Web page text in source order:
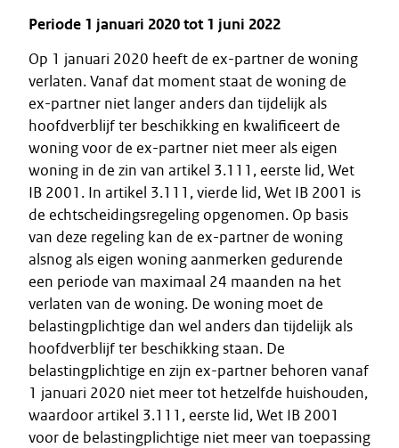
Periode 1 januari 2020 tot 1 juni 2022
Op 1 januari 2020 heeft de ex-partner de woning
verlaten. Vanaf dat moment staat de woning de
ex-partner niet langer anders dan tijdelijk als
hoofdverblijf ter beschikking en kwalificeert de
woning voor de ex-partner niet meer als eigen
woning in de zin van artikel 3.111, eerste lid, Wet
IB 2001. In artikel 3.111, vierde lid, Wet IB 2001 is
de echtscheidingsregeling opgenomen. Op basis
van deze regeling kan de ex-partner de woning
alsnog als eigen woning aanmerken gedurende
een periode van maximaal 24 maanden na het
verlaten van de woning. De woning moet de
belastingplichtige dan wel anders dan tijdelijk als
hoofdverblijf ter beschikking staan. De
belastingplichtige en zijn ex-partner behoren vanaf
1 januari 2020 niet meer tot hetzelfde huishouden,
waardoor artikel 3.111, eerste lid, Wet IB 2001
voor de belastingplichtige niet meer van toepassing